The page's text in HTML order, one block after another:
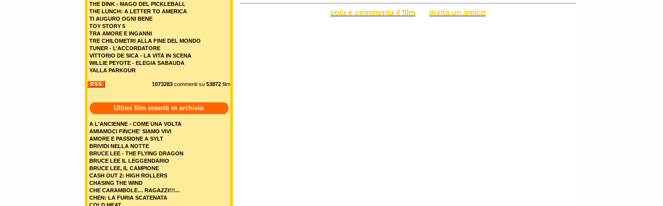
vota e commenta il film invita un amico
THE DINK - MAGO DEL PICKLEBALL
THE LUNCH: A LETTER TO AMERICA
TI AUGURO OGNI BENE
TOY STORY 5
TRA AMORE E INGANNI
TRE CHILOMETRI ALLA FINE DEL MONDO
TUNER - L’ACCORDATORE
VITTORIO DE SICA - LA VITA IN SCENA
WILLIE PEYOTE - ELEGIA SABAUDA
YALLA PARKOUR
1073283 commenti su 53872 film
Ultimi film inseriti in archivio
A L'ANCIENNE - COME UNA VOLTA
AMIAMOCI FINCHE' SIAMO VIVI
AMORE E PASSIONE A SYLT
BRIVIDI NELLA NOTTE
BRUCE LEE - THE FLYING DRAGON
BRUCE LEE IL LEGGENDARIO
BRUCE LEE, IL CAMPIONE
CASH OUT 2: HIGH ROLLERS
CHASING THE WIND
CHE CARAMBOLE… RAGAZZI!!!...
CHEN: LA FURIA SCATENATA